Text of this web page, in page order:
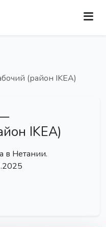
(район IKEA)
IKEA)
в Нетании.